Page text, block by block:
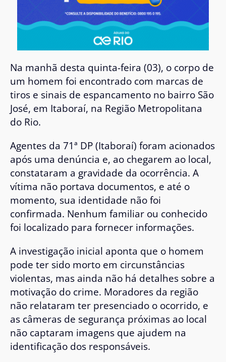
Na manhã desta quinta-feira (03), o corpo de
um homem foi encontrado com marcas de
tiros e sinais de espancamento no bairro São
José, em Itaboraí, na Região Metropolitana
do Rio.
Agentes da 71ª DP (Itaboraí) foram acionados
após uma denúncia e, ao chegarem ao local,
constataram a gravidade da ocorrência. A
vítima não portava documentos, e até o
momento, sua identidade não foi
confirmada. Nenhum familiar ou conhecido
foi localizado para fornecer informações.
A investigação inicial aponta que o homem
pode ter sido morto em circunstâncias
violentas, mas ainda não há detalhes sobre a
motivação do crime. Moradores da região
não relataram ter presenciado o ocorrido, e
as câmeras de segurança próximas ao local
não captaram imagens que ajudem na
identificação dos responsáveis.